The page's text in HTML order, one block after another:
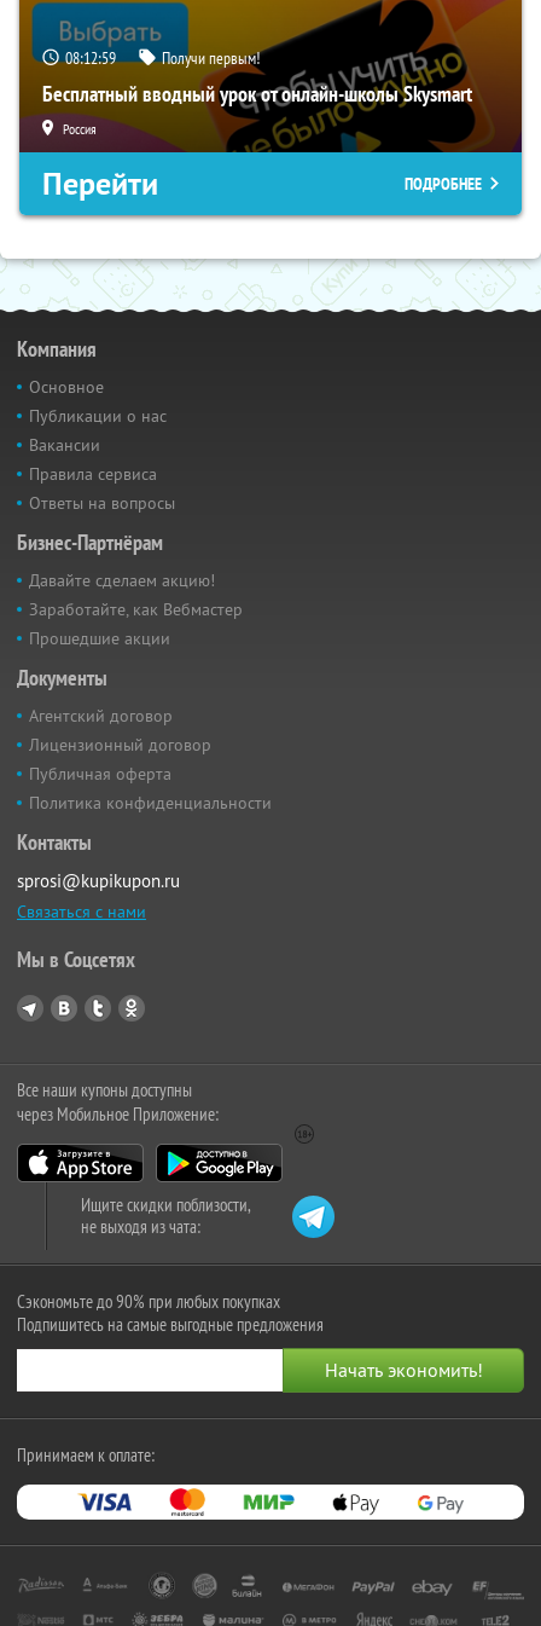
08:12:58 Получи первым!
Бесплатный вводный урок от онлайн-школы Skysmart
Россия
Перейти ПОДРОБНЕЕ
Компания
Основное
Публикации о нас
Вакансии
Правила сервиса
Ответы на вопросы
Бизнес-Партнёрам
Давайте сделаем акцию!
Заработайте, как Вебмастер
Прошедшие акции
Документы
Агентский договор
Лицензионный договор
Публичная оферта
Политика конфиденциальности
Контакты
sprosi@kupikupon.ru
Связаться с нами
Мы в Соцсетях
Все наши купоны доступны
через Мобильное Приложение:
Ищите скидки поблизости,
не выходя из чата:
Сэкономьте до 90% при любых покупках
Подпишитесь на самые выгодные предложения
Принимаем к оплате: